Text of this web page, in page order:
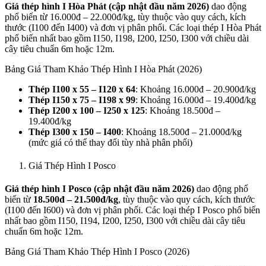
Giá thép hình I Hòa Phát (cập nhật đầu năm 2026) dao động
phổ biến từ 16.000đ – 22.000đ/kg, tùy thuộc vào quy cách, kích
thước (I100 đến I400) và đơn vị phân phối. Các loại thép I Hòa Phát
phổ biến nhất bao gồm I150, I198, I200, I250, I300 với chiều dài
cây tiêu chuẩn 6m hoặc 12m.
Bảng Giá Tham Khảo Thép Hình I Hòa Phát (2026)
Thép I100 x 55 – I120 x 64: Khoảng 16.000đ – 20.900đ/kg
Thép I150 x 75 – I198 x 99: Khoảng 16.000đ – 19.400đ/kg
Thép I200 x 100 – I250 x 125: Khoảng 18.500đ –
19.400đ/kg
Thép I300 x 150 – I400: Khoảng 18.500đ – 21.000đ/kg
(mức giá có thể thay đổi tùy nhà phân phối)
Giá Thép Hình I Posco
Giá thép hình I Posco (cập nhật đầu năm 2026) dao động phổ
biến từ 18.500đ – 21.500đ/kg, tùy thuộc vào quy cách, kích thước
(I100 đến I600) và đơn vị phân phối. Các loại thép I Posco phổ biến
nhất bao gồm I150, I194, I200, I250, I300 với chiều dài cây tiêu
chuẩn 6m hoặc 12m.
Bảng Giá Tham Khảo Thép Hình I Posco (2026)